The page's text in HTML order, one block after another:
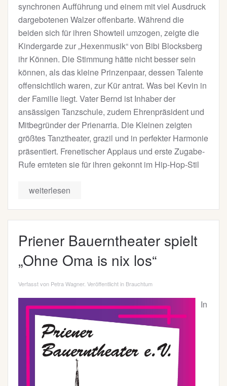
synchronen Aufführung und einem mit viel Ausdruck
dargebotenen Walzer offenbarte. Während die
beiden sich für ihren Showteil umzogen, zeigte die
Kindergarde zur „Hexenmusik“ von Bibi Blocksberg
ihr Können. Die Stimmung hätte nicht besser sein
können, als das kleine Prinzenpaar, dessen Talente
offensichtlich waren, zur Kür antrat. Was bei Kevin in
der Familie liegt. Vater Bernd ist Inhaber der
ansässigen Tanzschule, zudem Ehrenpräsident und
Mitbegründer der Prienarria. Die Kleinen zeigten
größtes Tanztheater, grazil und in perfekter Harmonie
präsentiert. Frenetischer Applaus und erste Zugabe-
Rufe ernteten sie für ihren gekonnt im Hip-Hop-Stil
weiterlesen
Priener Bauerntheater spielt
„Ohne Oma is nix los“
Verfasst von Petra Wagner. Veröffentlicht in Brauchtum
In